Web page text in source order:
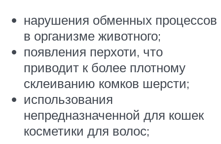
нарушения обменных процессов
в организме животного;
появления перхоти, что
приводит к более плотному
склеиванию комков шерсти;
использования
непредназначенной для кошек
косметики для волос;